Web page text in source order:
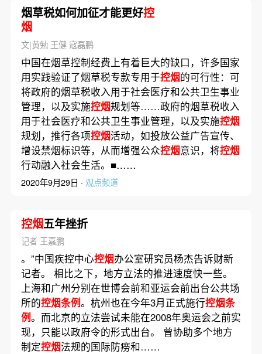
烟草税如何加征才能更好控
烟
文|黄勉 王健 寇磊鹏
中国在烟草控制经费上有着巨大的缺口，许多国家
用实践验证了烟草税专款专用于控烟的可行性：可
将政府的烟草税收入用于社会医疗和公共卫生事业
管理，以及实施控烟规划等……政府的烟草税收入
用于社会医疗和公共卫生事业管理，以及实施控烟
规划，推行各项控烟活动，如投放公益广告宣传、
增设禁烟标识等，从而增强公众控烟意识，将控烟
行动融入社会生活。■……
2020年9月29日 · 观点频道
控烟五年挫折
记者 王嘉鹏
。”中国疾控中心控烟办公室研究员杨杰告诉财新
记者。 相比之下，地方立法的推进速度快一些。
上海和广州分别在世博会前和亚运会前出台公共场
所的控烟条例。杭州也在今年3月正式施行控烟条
例。而北京的立法尝试未能在2008年奥运会之前实
现，只能以政府令的形式出台。 曾协助多个地方
制定控烟法规的国际防痨和……